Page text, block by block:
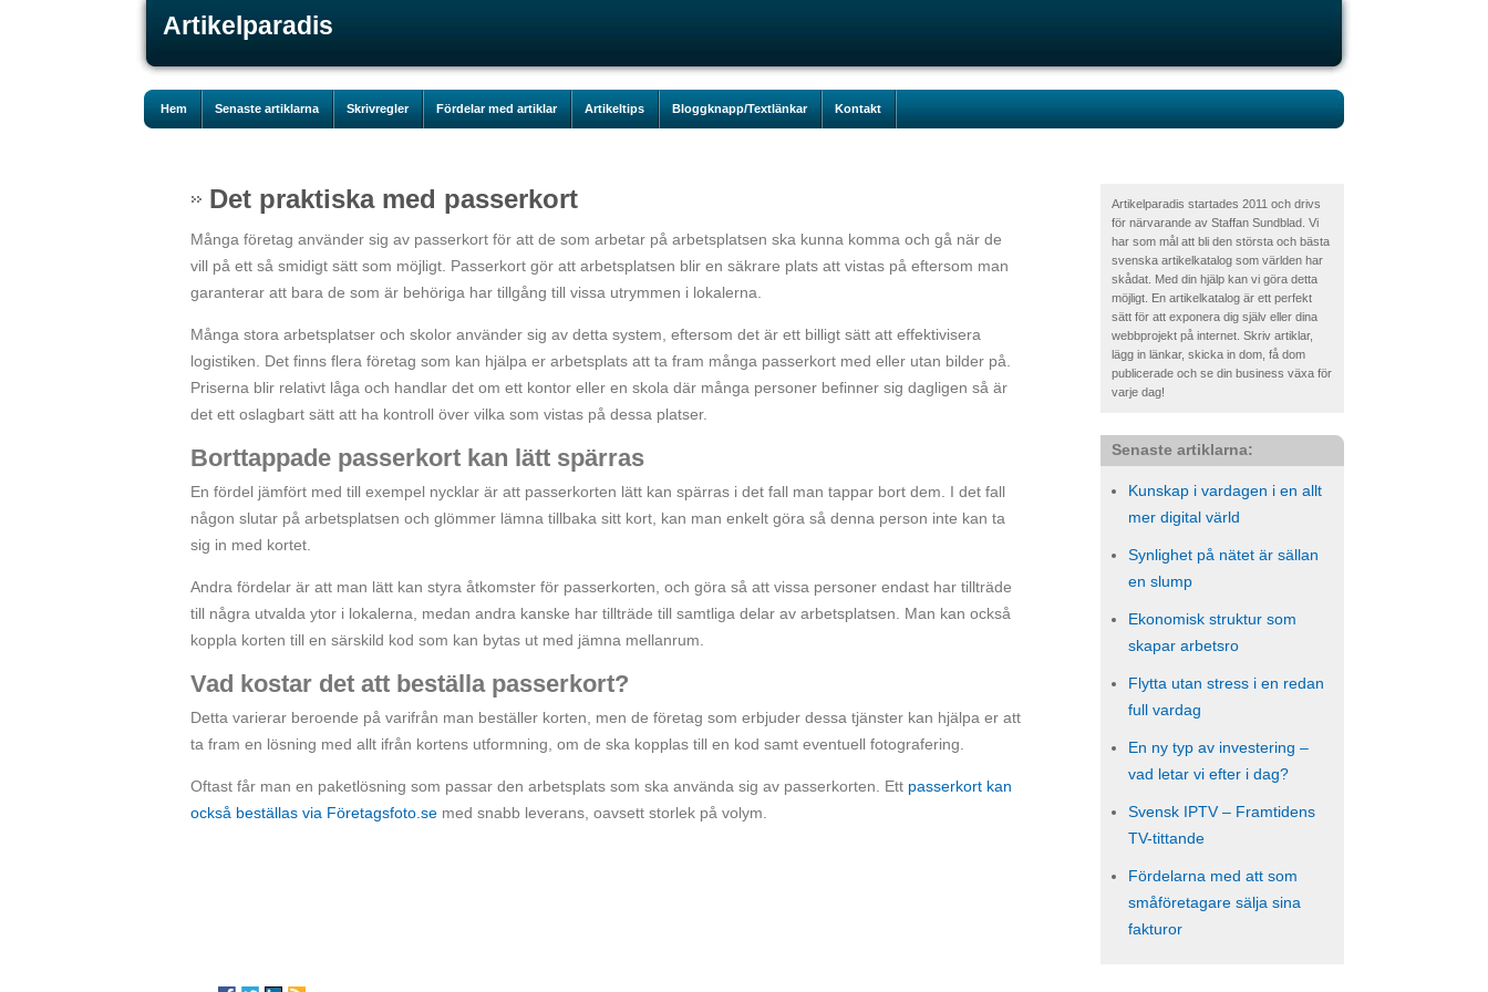
Artikelparadis
Hem Senaste artiklarna Skrivregler Fördelar med artiklar Artikeltips Bloggknapp/Textlänkar Kontakt
Artikelparadis startades 2011 och drivs
för närvarande av Staffan Sundblad. Vi
har som mål att bli den största och bästa
svenska artikelkatalog som världen har
skådat. Med din hjälp kan vi göra detta
möjligt. En artikelkatalog är ett perfekt
sätt för att exponera dig själv eller dina
webbprojekt på internet. Skriv artiklar,
lägg in länkar, skicka in dom, få dom
publicerade och se din business växa för
varje dag!
Senaste artiklarna:
Kunskap i vardagen i en allt
mer digital värld
Synlighet på nätet är sällan
en slump
Ekonomisk struktur som
skapar arbetsro
Flytta utan stress i en redan
full vardag
En ny typ av investering –
vad letar vi efter i dag?
Svensk IPTV – Framtidens
TV-tittande
Fördelarna med att som
småföretagare sälja sina
fakturor
Det praktiska med passerkort
Många företag använder sig av passerkort för att de som arbetar på arbetsplatsen ska kunna komma och gå när de
vill på ett så smidigt sätt som möjligt. Passerkort gör att arbetsplatsen blir en säkrare plats att vistas på eftersom man
garanterar att bara de som är behöriga har tillgång till vissa utrymmen i lokalerna.
Många stora arbetsplatser och skolor använder sig av detta system, eftersom det är ett billigt sätt att effektivisera
logistiken. Det finns flera företag som kan hjälpa er arbetsplats att ta fram många passerkort med eller utan bilder på.
Priserna blir relativt låga och handlar det om ett kontor eller en skola där många personer befinner sig dagligen så är
det ett oslagbart sätt att ha kontroll över vilka som vistas på dessa platser.
Borttappade passerkort kan lätt spärras
En fördel jämfört med till exempel nycklar är att passerkorten lätt kan spärras i det fall man tappar bort dem. I det fall
någon slutar på arbetsplatsen och glömmer lämna tillbaka sitt kort, kan man enkelt göra så denna person inte kan ta
sig in med kortet.
Andra fördelar är att man lätt kan styra åtkomster för passerkorten, och göra så att vissa personer endast har tillträde
till några utvalda ytor i lokalerna, medan andra kanske har tillträde till samtliga delar av arbetsplatsen. Man kan också
koppla korten till en särskild kod som kan bytas ut med jämna mellanrum.
Vad kostar det att beställa passerkort?
Detta varierar beroende på varifrån man beställer korten, men de företag som erbjuder dessa tjänster kan hjälpa er att
ta fram en lösning med allt ifrån kortens utformning, om de ska kopplas till en kod samt eventuell fotografering.
Oftast får man en paketlösning som passar den arbetsplats som ska använda sig av passerkorten. Ett passerkort kan
också beställas via Företagsfoto.se med snabb leverans, oavsett storlek på volym.